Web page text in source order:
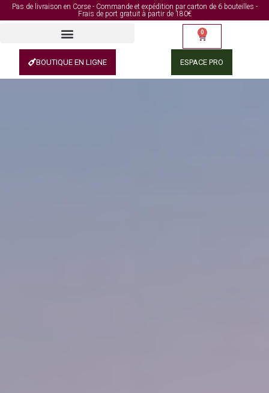
Pas de livraison en Corse - Commande et expédition par carton de 6 bouteilles -
Frais de port gratuit à partir de 180€
0
BOUTIQUE EN LIGNE ESPACE PRO